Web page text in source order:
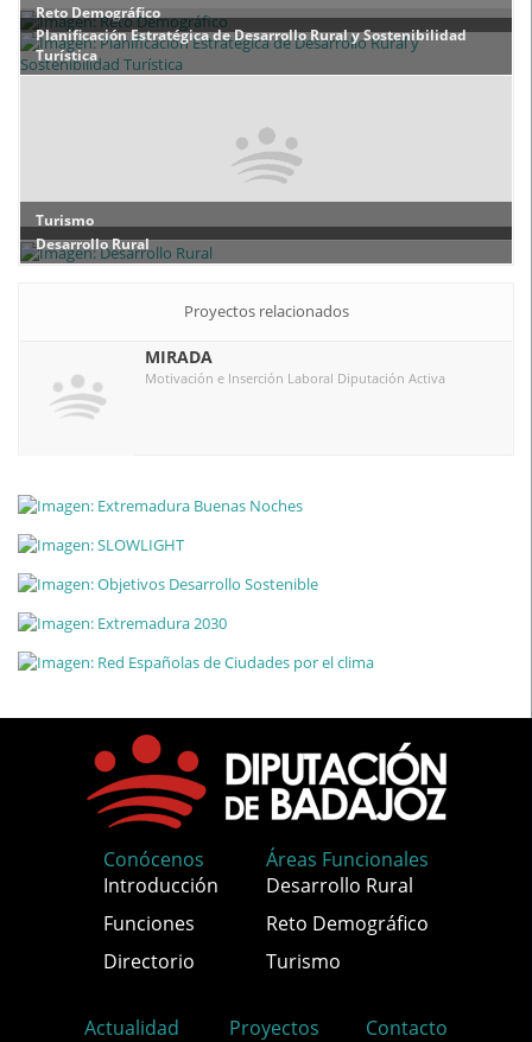
Reto Demográfico
Planificación Estratégica de Desarrollo Rural y Sostenibilidad
Turística
Turismo
Desarrollo Rural
Proyectos relacionados
MIRADA
Motivación e Inserción Laboral Diputación Activa
Conócenos
Introducción
Funciones
Directorio
Áreas Funcionales
Desarrollo Rural
Reto Demográfico
Turismo
Actualidad
Proyectos Contacto